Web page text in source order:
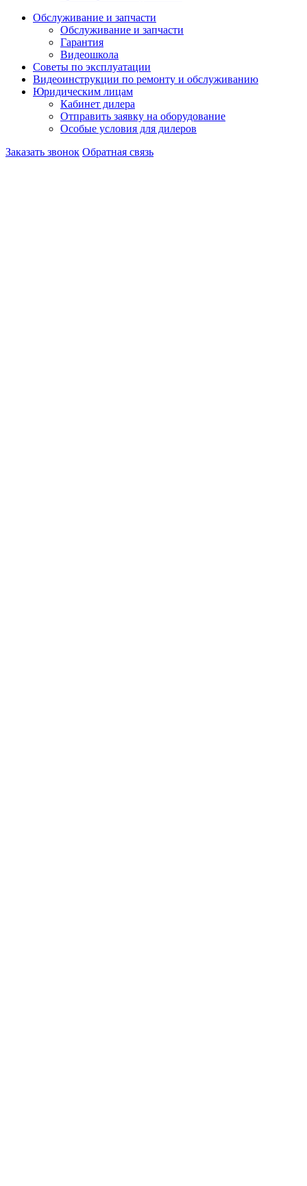
Обслуживание и запчасти
Обслуживание и запчасти
Гарантия
Видеошкола
Советы по эксплуатации
Видеоинструкции по ремонту и обслуживанию
Юридическим лицам
Кабинет дилера
Отправить заявку на оборудование
Особые условия для дилеров
Заказать звонок Обратная связь